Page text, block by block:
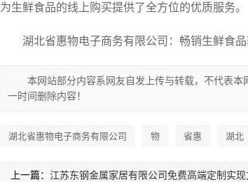
为生鲜食品的线上购买提供了全方位的优质服务。
湖北省惠物电子商务有限公司：畅销生鲜食
本网站部分内容系网友自发上传与转载，不代表
一时间删除内容！
湖北省惠物电子商务有限公司 物 省惠 湖北
上一篇： 江苏东钢金属家居有限公司免费高端定制实现